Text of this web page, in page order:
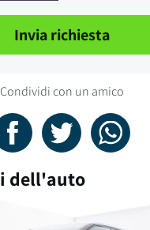
Invia richiesta
Condividi con un amico
dell'auto